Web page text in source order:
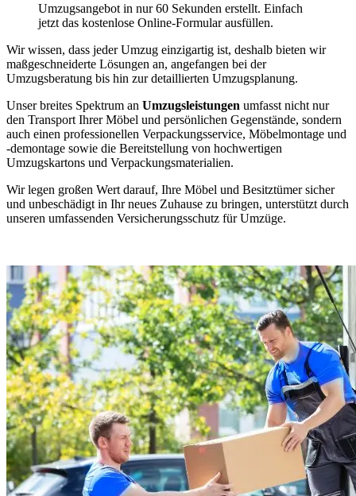
Umzugsangebot in nur 60 Sekunden erstellt. Einfach
jetzt das kostenlose Online-Formular ausfüllen.
Wir wissen, dass jeder Umzug einzigartig ist, deshalb bieten wir
maßgeschneiderte Lösungen an, angefangen bei der
Umzugsberatung bis hin zur detaillierten Umzugsplanung.
Unser breites Spektrum an Umzugsleistungen umfasst nicht nur
den Transport Ihrer Möbel und persönlichen Gegenstände, sondern
auch einen professionellen Verpackungsservice, Möbelmontage und
-demontage sowie die Bereitstellung von hochwertigen
Umzugskartons und Verpackungsmaterialien.
Wir legen großen Wert darauf, Ihre Möbel und Besitztümer sicher
und unbeschädigt in Ihr neues Zuhause zu bringen, unterstützt durch
unseren umfassenden Versicherungsschutz für Umzüge.